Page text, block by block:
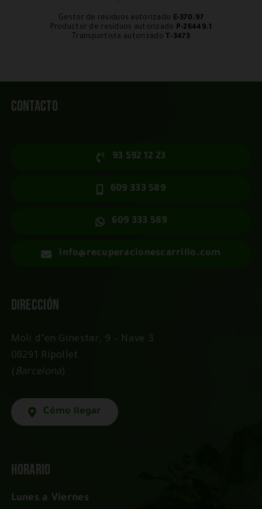
Gestor de residuos autorizado E-370.97
Productor de residuos autorizado P-26449.1
Transportista autorizado T-3473
Contacto
93 592 12 23
609 333 589
609 333 589
info@recuperacionescarrillo.com
Dirección
Molí d’en Ginestar, 9 – Nave 3
08291 Ripollet
( Barcelona)
Cómo llegar
Horario
Lunes a Viernes